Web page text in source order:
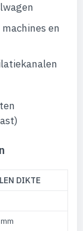
en
DIKTE